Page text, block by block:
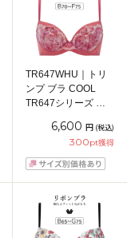
TR647WHU｜トリ
ンプ ブラ COOL
TR647シリーズ ブ
BCDEFカップ アン
ダー65/70/75/80cm
6,600 円 (税込)
300pt獲得